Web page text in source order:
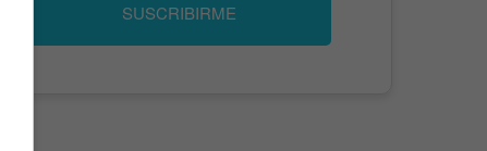
SUSCRIBIRME